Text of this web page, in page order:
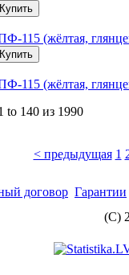
115 (жёлтая,
115 (жёлтая,
to 140 из 1990
< предыдущая 1
договор Гарантии
(C)